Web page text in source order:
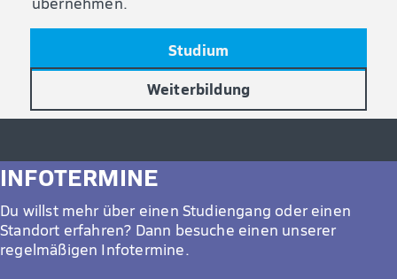
Studium
Weiterbildung
INFOTERMINE
Du willst mehr über einen Studiengang oder einen
Standort erfahren? Dann besuche einen unserer
regelmäßigen Infotermine.